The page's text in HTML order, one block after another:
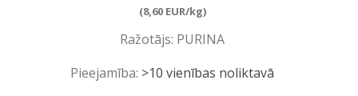
(8,60 EUR/kg)
Ražotājs: PURINA
Pieejamība: >10 vienības noliktavā